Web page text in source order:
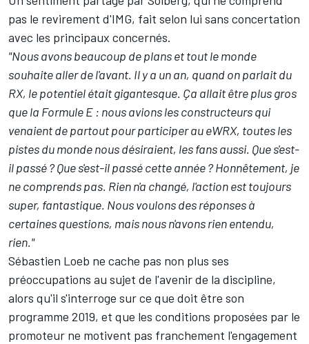
pas le revirement d'IMG, fait selon lui sans concertation
avec les principaux concernés.
"Nous avons beaucoup de plans et tout le monde
souhaite aller de l'avant. Il y a un an, quand on parlait du
RX, le potentiel était gigantesque. Ça allait être plus gros
que la Formule E : nous avions les constructeurs qui
venaient de partout pour participer au eWRX, toutes les
pistes du monde nous désiraient, les fans aussi. Que s'est-
il passé ? Que s'est-il passé cette année ? Honnêtement, je
ne comprends pas. Rien n'a changé, l'action est toujours
super, fantastique. Nous voulons des réponses à
certaines questions, mais nous n'avons rien entendu,
rien."
Sébastien Loeb ne cache pas non plus ses
préoccupations au sujet de l'avenir de la discipline,
alors qu'il s'interroge sur ce que doit être son
programme 2019, et que les conditions proposées par le
promoteur ne motivent pas franchement l'engagement